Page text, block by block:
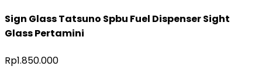
Sign Glass Tatsuno Spbu Fuel Dispenser Sight
Glass Pertamini
Rp1.850.000